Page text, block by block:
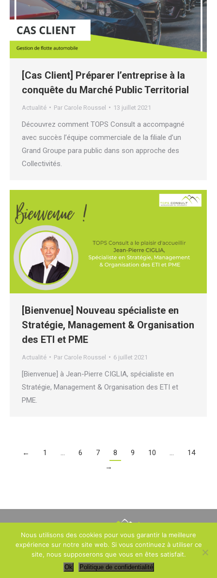
[Cas Client] Préparer l’entreprise à la
conquête du Marché Public Territorial
Actualité Par Carole Roussel 13 juillet 2021
Découvrez comment TOPS Consult a accompagné
avec succès l’équipe commerciale de la filiale d’un
Grand Groupe para public dans son approche des
Collectivités.
[Bienvenue] Nouveau spécialiste en
Stratégie, Management & Organisation
des ETI et PME
Actualité Par Carole Roussel 6 juillet 2021
[Bienvenue] à Jean-Pierre CIGLIA, spécialiste en
Stratégie, Management & Organisation des ETI et
PME.
← 1 … 6 7 8 9 10 …
14
→
2, avenue des Ternes – 75017 PARIS – France -Mentions légales-
Politique de confidentialité
- Tous droits réservés -
Fiatte.com
Nous utilisons des cookies pour vous garantir la meilleure
expérience sur notre site web. Si vous continuez à utiliser ce
site, nous supposerons que vous en êtes satisfait.
Ok Politique de confidentialité